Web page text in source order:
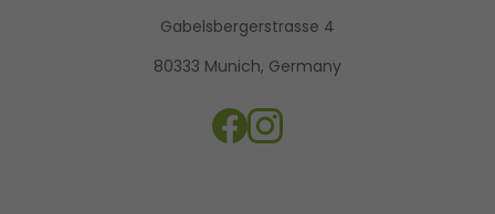
Gabelsbergerstrasse 4
80333 Munich, Germany